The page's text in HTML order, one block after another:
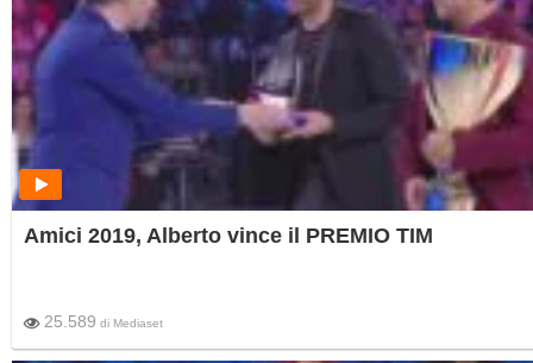
Amici 2019, Alberto vince il PREMIO TIM
25.589 di Mediaset